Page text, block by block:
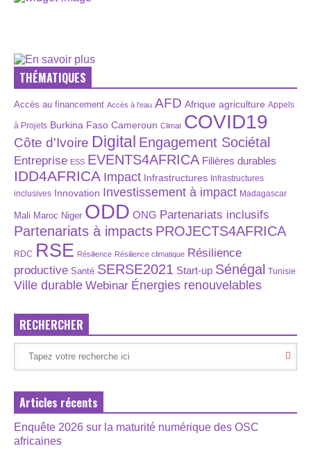
THÉMATIQUES
Accès au financement Accès à l’eau AFD Afrique agriculture Appels
à Projets Burkina Faso Cameroun Climat COVID19
Côte d'Ivoire Digital Engagement Sociétal
Entreprise ESS EVENTS4AFRICA Filières durables
IDD4AFRICA Impact Infrastructures Infrastructures
inclusives Innovation Investissement à impact Madagascar
Mali Maroc Niger ODD ONG Partenariats inclusifs
Partenariats à impacts PROJECTS4AFRICA
RDC RSE Résilience Résilience climatique Résilience
productive Santé SERSE2021 Start-up Sénégal Tunisie
Ville durable Webinar Énergies renouvelables
RECHERCHER
Articles récents
Enquête 2026 sur la maturité numérique des OSC
africaines